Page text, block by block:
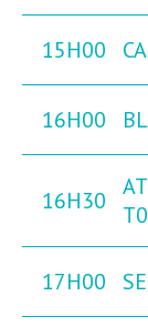
15H00
16H00
16H30
17H00